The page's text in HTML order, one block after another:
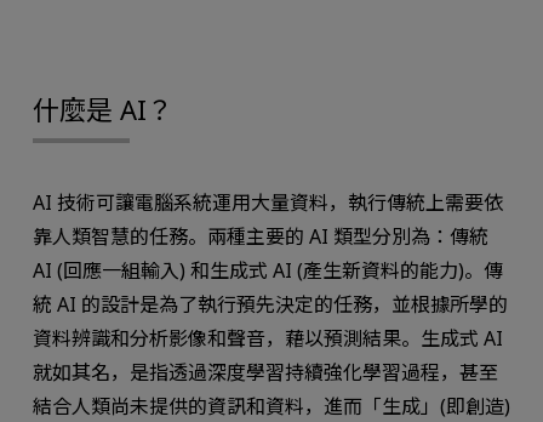
什麼是 AI？
AI 技術可讓電腦系統運用大量資料，執行傳統上需要依
靠人類智慧的任務。兩種主要的 AI 類型分別為：傳統
AI (回應一組輸入) 和生成式 AI (產生新資料的能力)。傳
統 AI 的設計是為了執行預先決定的任務，並根據所學的
資料辨識和分析影像和聲音，藉以預測結果。生成式 AI
就如其名，是指透過深度學習持續強化學習過程，甚至
結合人類尚未提供的資訊和資料，進而「生成」(即創造)